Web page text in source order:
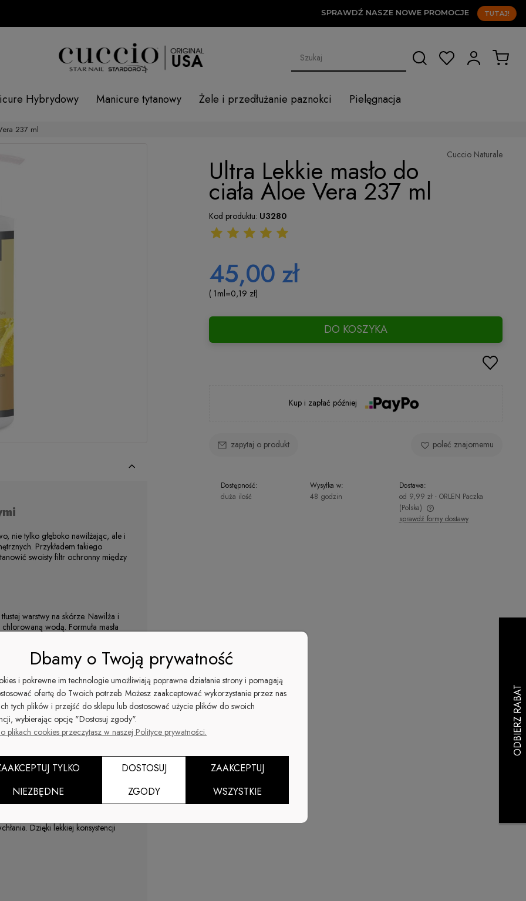
SPRAWDŹ NASZE NOWE PROMOCJE TUTAJ!
Hybrydowy Manicure tytanowy Żele i przedłużanie paznokci
Pielęgnacja
237 ml
nie tylko głęboko nawilżając, ale i
Przykładem takiego
swoisty filtr ochronny między
warstwy na skórze. Nawilża i
wodą. Formuła masła
jej starzeniu. Jego właściwości
poprawia wygląd skóry. Jest to
biała limonka, która ma
stosowanie masła może
kosmetyku jest ekstrakt z
promienna, a przy tym
Aloe Vera! W przeciwieństwie do
Dzięki lekkiej konsystencji
Cuccio Naturale
Ultra Lekkie masło do
ciała Aloe Vera 237 ml
Kod produktu: U3280
45,00 zł
( 1ml=0,19 zł)
DO KOSZYKA
Kup i zapłać później
zapytaj o produkt poleć znajomemu
Dostępność:
duża ilość
Wysyłka w:
48 godzin
Dostawa:
od 9,99 zł - ORLEN Paczka
(Polska)
sprawdź formy dostawy
Dbamy o Twoją prywatność
i pokrewne im technologie umożliwiają poprawne działanie strony i pomagają
ofertę do Twoich potrzeb. Możesz zaakceptować wykorzystanie przez nas
tych plików i przejść do sklepu lub dostosować użycie plików do swoich
wybierając opcję "Dostosuj zgody".
plikach cookies przeczytasz w naszej Polityce prywatności.
TYLKO
NIEZBĘDNE
DOSTOSUJ
ZGODY
ZAAKCEPTUJ
WSZYSTKIE